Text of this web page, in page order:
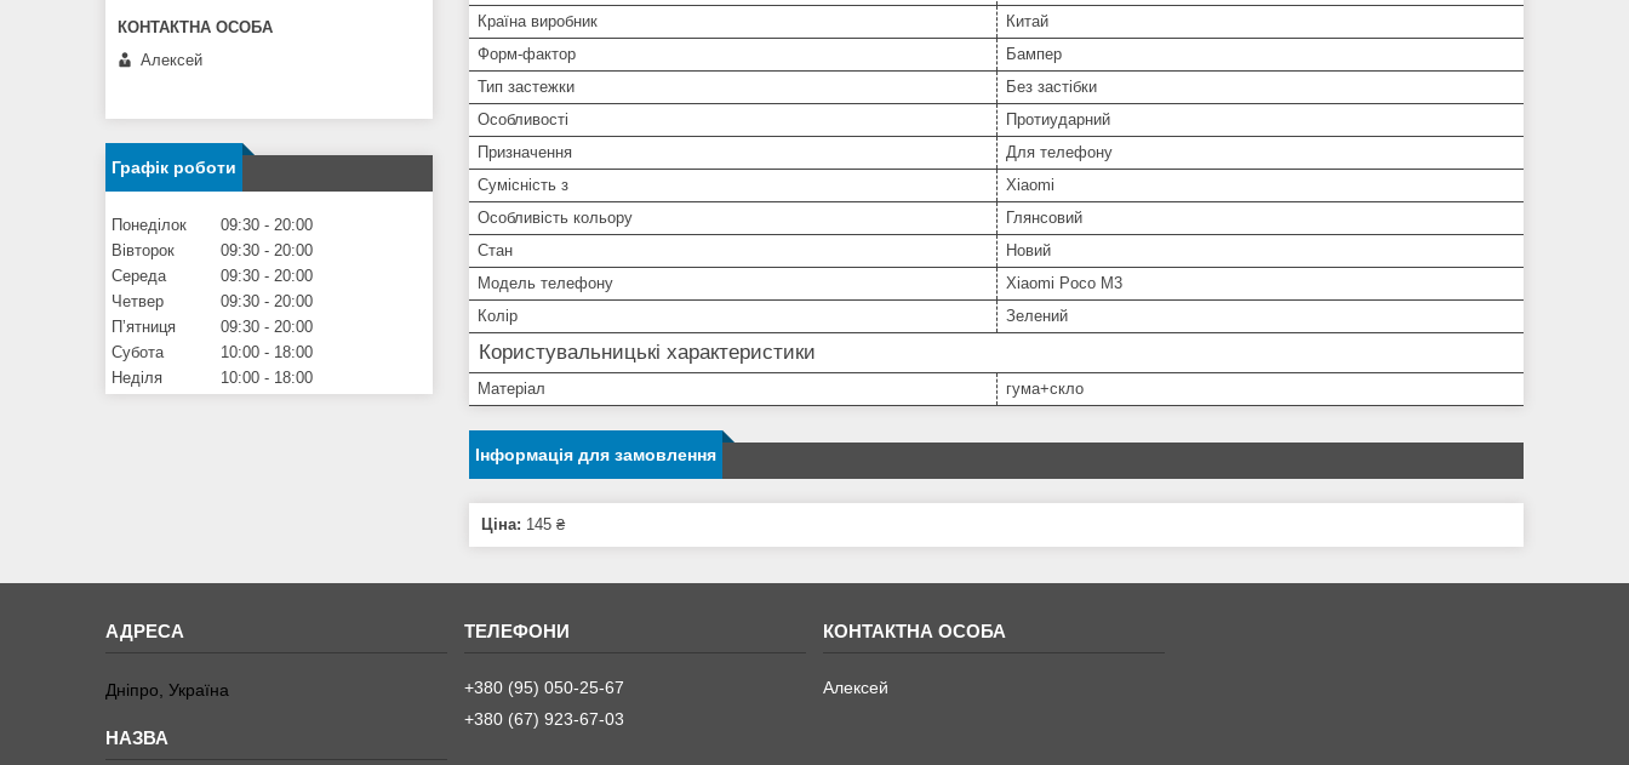
Країна виробник
Китай
Форм-фактор
Бампер
Тип застежки
Без застібки
Особливості
Протиударний
Призначення
Для телефону
Сумісність з
Xiaomi
Особливість кольору
Глянсовий
Стан
Новий
Модель телефону
Xiaomi Poco M3
Колір
Зелений
Користувальницькі характеристики
Матеріал гума+скло
Інформація для замовлення
Ціна: 145 ₴
Алексей
Графік роботи
Понеділок 09:30
20:00
Вівторок
09:30
20:00
Середа
09:30
20:00
Четвер
09:30
20:00
Пʼятниця
09:30
20:00
Субота
10:00
18:00
Неділя
10:00 18:00
Дніпро, Україна
+380 (95) 050-25-67
+380 (67) 923-67-03
Алексей